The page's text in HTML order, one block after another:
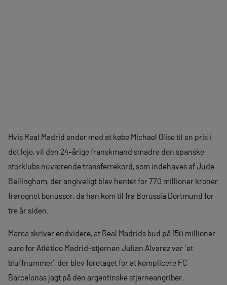
Hvis Real Madrid ender med at købe Michael Olise til en pris i
det leje, vil den 24-årige franskmand smadre den spanske
storklubs nuværende transferrekord, som indehaves af Jude
Bellingham, der angiveligt blev hentet for 770 millioner kroner
fraregnet bonusser, da han kom til fra Borussia Dortmund for
tre år siden.
Marca skriver endvidere, at Real Madrids bud på 150 millioner
euro for Atlético Madrid-stjernen Julian Alvarez var ‘et
bluffnummer’, der blev foretaget for at komplicere FC
Barcelonas jagt på den argentinske stjerneangriber.